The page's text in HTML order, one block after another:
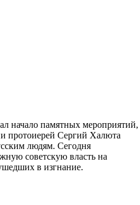
начало памятных мероприятий,
протоиерей Сергий Халюта
людям. Сегодня
советскую власть на
в изгнание.